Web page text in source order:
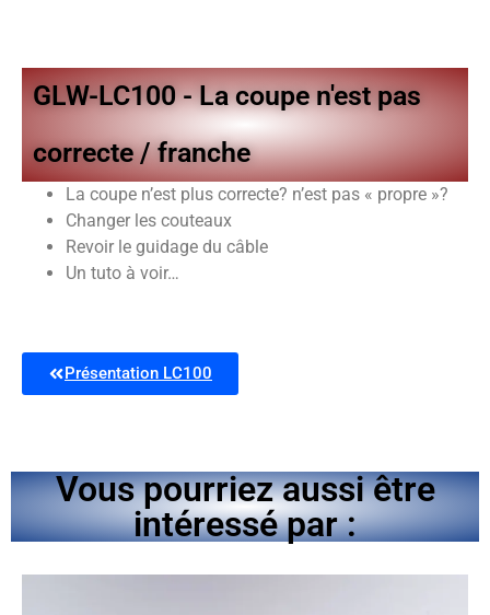
GLW-LC100 - La coupe n'est pas
correcte / franche
La coupe n’est plus correcte? n’est pas « propre »?
Changer les couteaux
Revoir le guidage du câble
Un tuto à voir…
Présentation LC100
Vous pourriez aussi être
intéressé par :